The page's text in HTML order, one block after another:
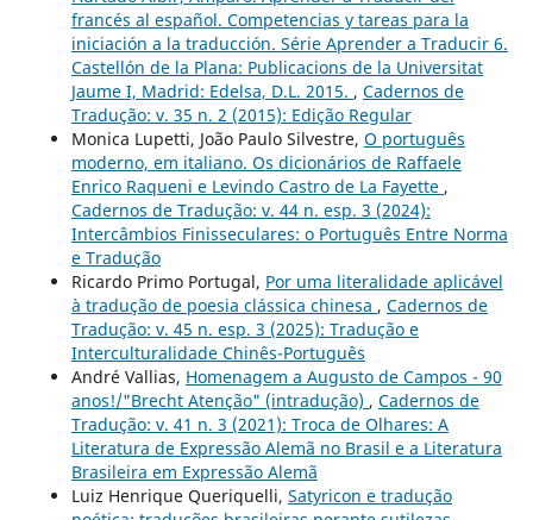
francés al español. Competencias y tareas para la
iniciación a la traducción. Série Aprender a Traducir 6.
Castellón de la Plana: Publicacions de la Universitat
Jaume I, Madrid: Edelsa, D.L. 2015. , Cadernos de
Tradução: v. 35 n. 2 (2015): Edição Regular
Monica Lupetti, João Paulo Silvestre, O português
moderno, em italiano. Os dicionários de Raffaele
Enrico Raqueni e Levindo Castro de La Fayette ,
Cadernos de Tradução: v. 44 n. esp. 3 (2024):
Intercâmbios Finisseculares: o Português Entre Norma
e Tradução
Ricardo Primo Portugal, Por uma literalidade aplicável
à tradução de poesia clássica chinesa , Cadernos de
Tradução: v. 45 n. esp. 3 (2025): Tradução e
Interculturalidade Chinês-Português
André Vallias, Homenagem a Augusto de Campos - 90
anos!/"Brecht Atenção" (intradução) , Cadernos de
Tradução: v. 41 n. 3 (2021): Troca de Olhares: A
Literatura de Expressão Alemã no Brasil e a Literatura
Brasileira em Expressão Alemã
Luiz Henrique Queriquelli, Satyricon e tradução